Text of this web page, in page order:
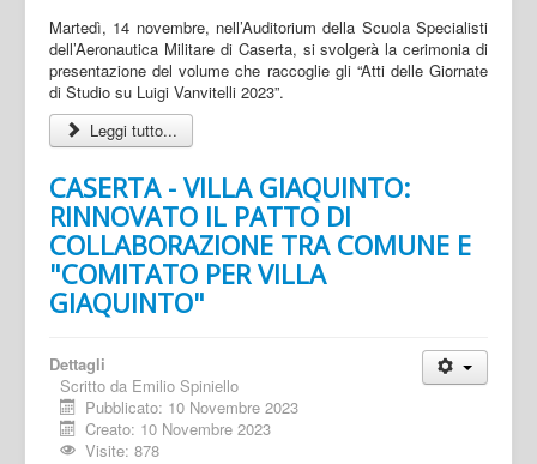
Martedì, 14 novembre, nell’Auditorium della Scuola Specialisti
dell’Aeronautica Militare di Caserta, si svolgerà la cerimonia di
presentazione del volume che raccoglie gli “Atti delle Giornate
di Studio su Luigi Vanvitelli 2023”.
Leggi tutto...
CASERTA - VILLA GIAQUINTO:
RINNOVATO IL PATTO DI
COLLABORAZIONE TRA COMUNE E
"COMITATO PER VILLA
GIAQUINTO"
Dettagli
Scritto da Emilio Spiniello
Pubblicato: 10 Novembre 2023
Creato: 10 Novembre 2023
Visite: 878